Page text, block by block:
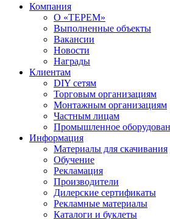
Компания
О «ТЕРЕМ»
Выполненные объекты
Вакансии
Новости
Награды
Клиентам
DIY сетям
Торговым организациям
Монтажным организациям
Частным лицам
Промышленное
Информация
Материалы для скачивания
Обучение
Рекламация
Производители
Дилерские сертификаты
Рекламные материалы
Каталоги и буклеты